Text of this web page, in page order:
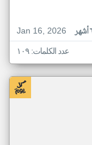
Jan 16, 2026
عدد الكلمات: ١٠٩